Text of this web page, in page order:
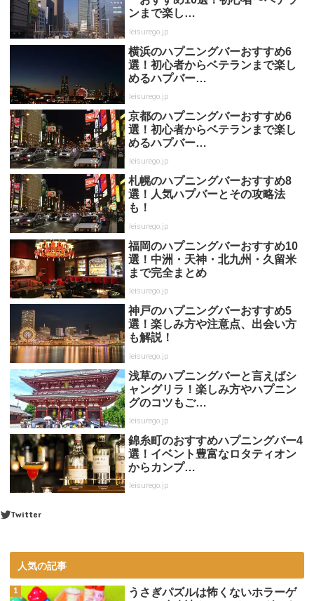
ンまで楽し…
leisurego.jp
横浜のハプニングバーおすすめ6
選！初心者からベテランまで楽し
めるハプバー…
leisurego.jp
京都のハプニングバーおすすめ6
選！初心者からベテランまで楽し
めるハプバー…
leisurego.jp
札幌のハプニングバーおすすめ8
選！人気ハプバーとその攻略法
も！
leisurego.jp
福岡のハプニングバーおすすめ10
選！中洲・天神・北九州・久留米
まで完全まとめ
leisurego.jp
神戸のハプニングバーおすすめ5
選！楽しみ方や注意点、出会い方
も解説！
leisurego.jp
浅草のハプニングバーと言えばシ
ャングリラ！楽しみ方やハプニン
グのコツもご…
leisurego.jp
錦糸町のおすすめハプニングバー4
選！イベント豊富なロタティオン
からカンプ…
leisurego.jp
Twitter
人気の記事
うさぎパズルは怖くないホラーゲ